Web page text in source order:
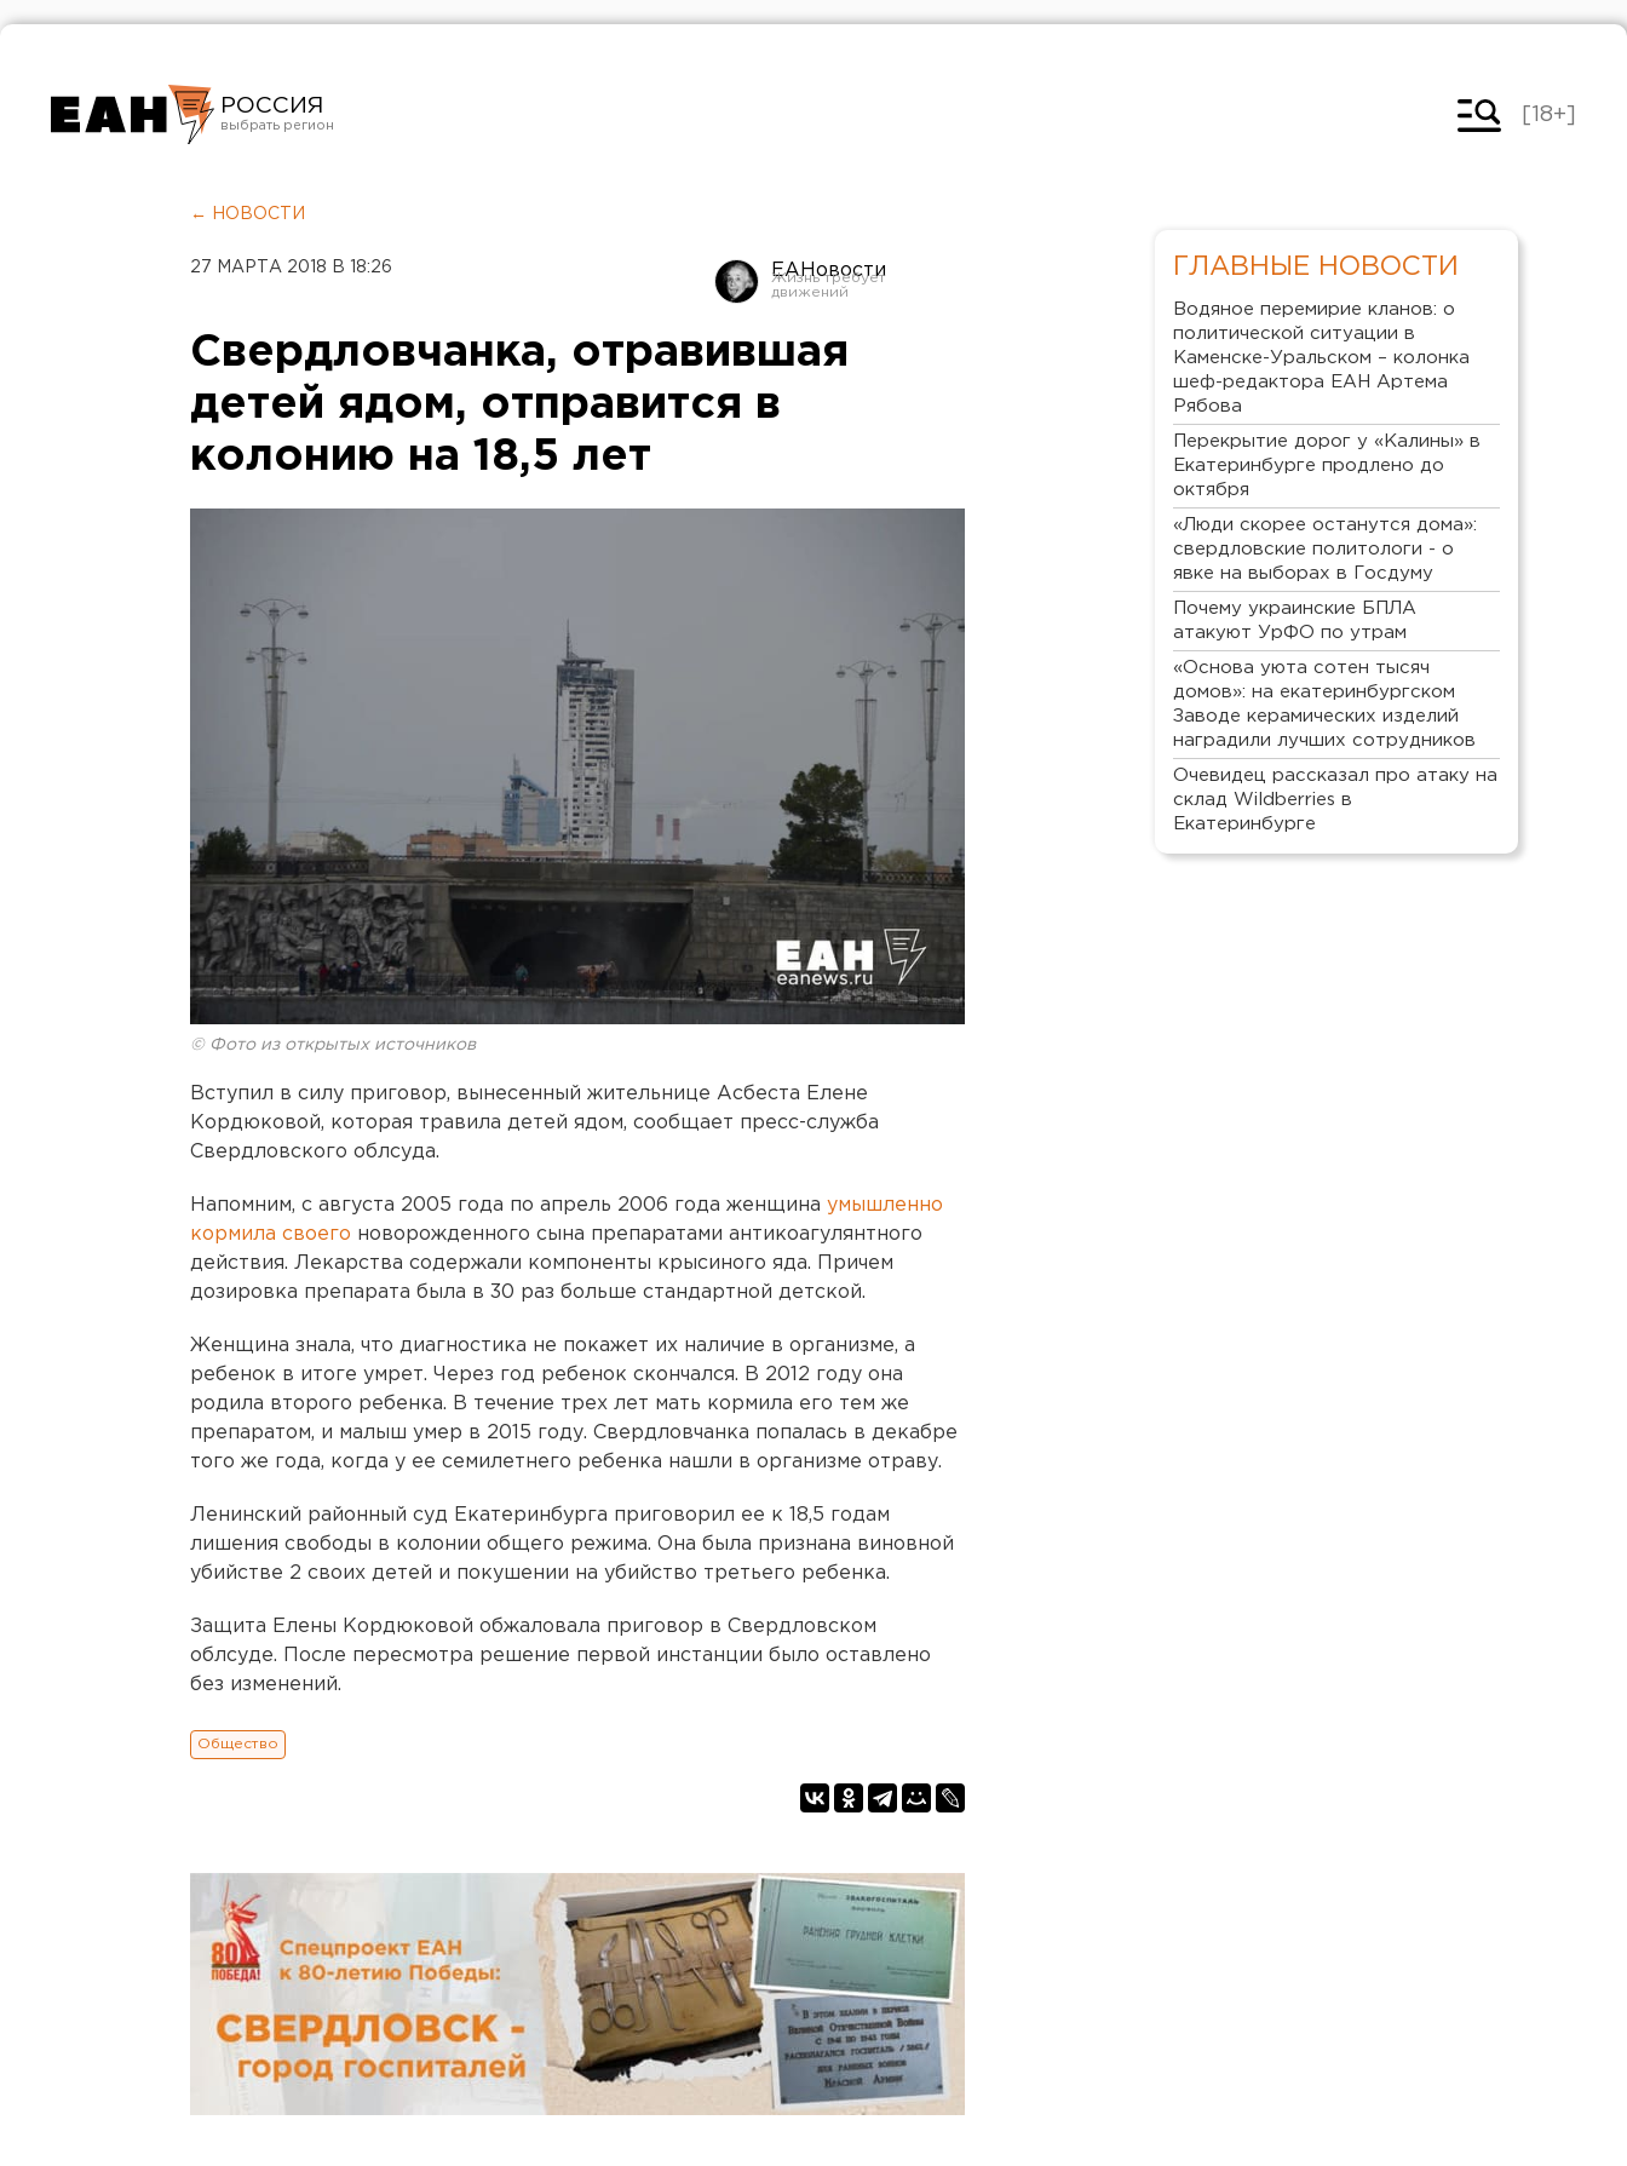
РОССИЯ
Челябинск
[18+]
← НОВОСТИ
27 МАРТА 2018 В 18:26 ЕАНовости
Свердловчанка, отравившая
детей ядом, отправится в
колонию на 18,5 лет
© Фото из открытых источников
Вступил в силу приговор, вынесенный жительнице Асбеста Елене
Кордюковой, которая травила детей ядом, сообщает пресс-служба
Свердловского облсуда.
Напомним, с августа 2005 года по апрель 2006 года женщина умышленно
кормила своего новорожденного сына препаратами антикоагулянтного
действия. Лекарства содержали компоненты крысиного яда. Причем
дозировка препарата была в 30 раз больше стандартной детской.
Женщина знала, что диагностика не покажет их наличие в организме, а
ребенок в итоге умрет. Через год ребенок скончался. В 2012 году она
родила второго ребенка. В течение трех лет мать кормила его тем же
препаратом, и малыш умер в 2015 году. Свердловчанка попалась в декабре
того же года, когда у ее семилетнего ребенка нашли в организме отраву.
Ленинский районный суд Екатеринбурга приговорил ее к 18,5 годам
лишения свободы в колонии общего режима. Она была признана виновной
убийстве 2 своих детей и покушении на убийство третьего ребенка.
Защита Елены Кордюковой обжаловала приговор в Свердловском
облсуде. После пересмотра решение первой инстанции было оставлено
без изменений.
Общество
ГЛАВНЫЕ НОВОСТИ
Водяное перемирие кланов: о
политической ситуации в
Каменске-Уральском – колонка
шеф-редактора ЕАН Артема
Рябова
Перекрытие дорог у «Калины» в
Екатеринбурге продлено до
октября
«Люди скорее останутся дома»:
свердловские политологи - о
явке на выборах в Госдуму
Почему украинские БПЛА
атакуют УрФО по утрам
«Основа уюта сотен тысяч
домов»: на екатеринбургском
Заводе керамических изделий
наградили лучших сотрудников
Очевидец рассказал про атаку на
склад Wildberries в
Екатеринбурге